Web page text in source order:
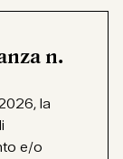
n.
la
e/o